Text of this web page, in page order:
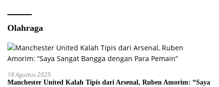
Olahraga
18 Agustus 2025
Manchester United Kalah Tipis dari Arsenal, Ruben Amorim: “Saya